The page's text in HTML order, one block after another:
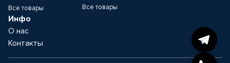
Все товары
Все товары
Инфо
О нас
Контакты